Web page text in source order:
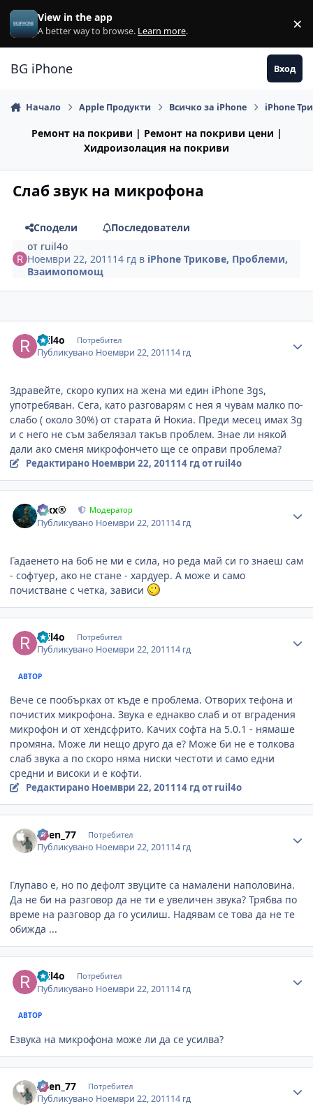
Премини към съдържанието
View in the app
A better way to browse. Learn more. ×
BG iPhone Вход
Начало Apple Продукти Всичко за iPhone iPhone
Ремонт на покриви | Ремонт на покриви цени |
Хидроизолация на покриви
Слаб звук на микрофона
Сподели
Последователи
от ruil4o
Ноември 22, 2011 14 гд в iPhone Трикове, Проблеми,
Взаимопомощ
ruil4o Потребител
Публикувано Ноември 22, 201114 гд
Здравейте, скоро купих на жена ми един iPhone 3gs,
употребяван. Сега, като разговарям с нея я чувам малко по-
слабо ( около 30%) от старата й Нокиа. Преди месец имах 3g
и с него не съм забелязал такъв проблем. Знае ли някой
дали ако сменя микрофончето ще се оправи проблема?
Редактирано Ноември 22, 201114 гдот ruil4o
Alxx® Модератор
Публикувано Ноември 22, 201114 гд
Гадаенето на боб не ми е сила, но реда май си го знаеш сам
- софтуер, ако не стане - хардуер. А може и само
почистване с четка, зависи
ruil4o Потребител
Публикувано Ноември 22, 201114 гд
АВТОР
Вече се пообърках от къде е проблема. Отворих тефона и
почистих микрофона. Звука е еднакво слаб и от вградения
микрофон и от хендсфрито. Качих софта на 5.0.1 - нямаше
промяна. Може ли нещо друго да е? Може би не е толкова
слаб звука а по скоро няма ниски честоти и само едни
средни и високи и е кофти.
Редактирано Ноември 22, 201114 гдот ruil4o
Asen_77 Потребител
Публикувано Ноември 22, 201114 гд
Глупаво е, но по дефолт звуците са намалени наполовина.
Да не би на разговор да не ти е увеличен звука? Трябва по
време на разговор да го усилиш. Надявам се това да не те
обижда ...
ruil4o Потребител
Публикувано Ноември 22, 201114 гд
АВТОР
Езвука на микрофона може ли да се усилва?
Asen_77 Потребител
Публикувано Ноември 22, 201114 гд